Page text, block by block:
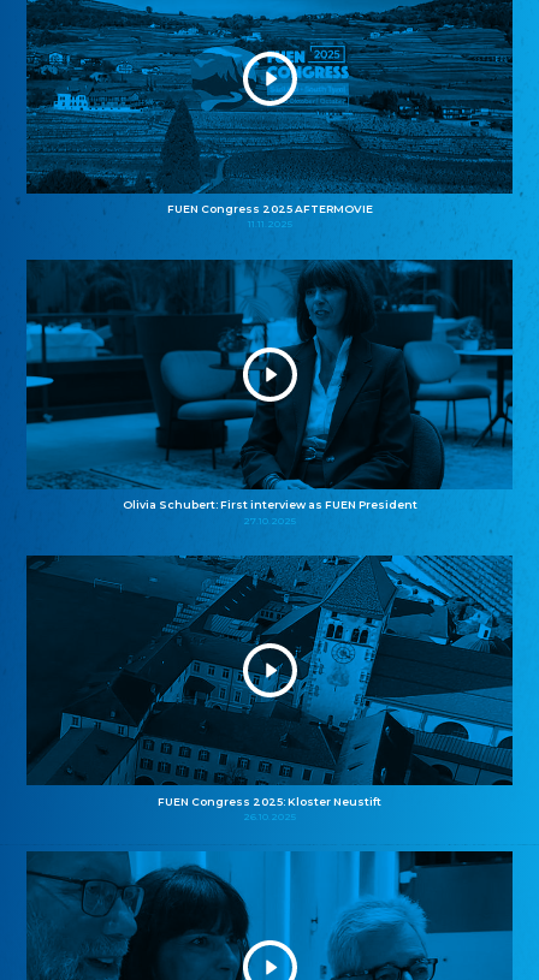
FUEN Congress 2025 AFTERMOVIE
11.11.2025
Olivia Schubert: First interview as FUEN President
27.10.2025
FUEN Congress 2025: Kloster Neustift
26.10.2025